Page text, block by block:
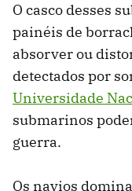
O casco desses
painéis de
absorver ou
detectados por
Universidade
submarinos
guerra.
Os navios